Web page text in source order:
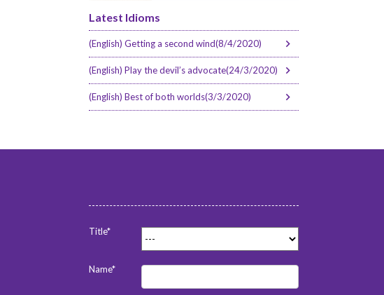
Latest Idioms
(English) Getting a second wind(8/4/2020)
(English) Play the devil’s advocate(24/3/2020)
(English) Best of both worlds(3/3/2020)
Title*
Name*